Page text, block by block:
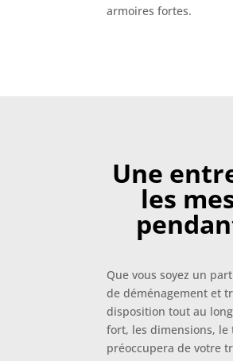
armoires fortes.
Une
les
Que vous soyez un
de déménagement et
disposition tout au
fort, les dimensions, le
préoccupera de votre